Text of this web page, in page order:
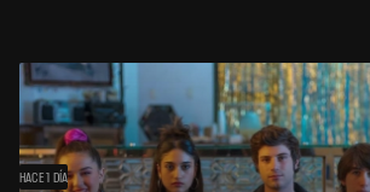
HACE 1 DÍA